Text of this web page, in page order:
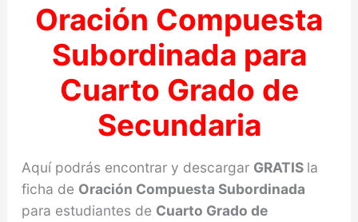
Oración Compuesta
Subordinada para
Cuarto Grado de
Secundaria
Aquí podrás encontrar y descargar GRATIS la
ficha de Oración Compuesta Subordinada
para estudiantes de Cuarto Grado de